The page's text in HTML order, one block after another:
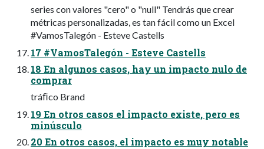
series con valores "cero" o "null" Tendrás que crear
métricas personalizadas, es tan fácil como un Excel
#VamosTalegón - Esteve Castells
17 #VamosTalegón - Esteve Castells
18 En algunos casos, hay un impacto nulo de
comprar
tráﬁco Brand
19 En otros casos el impacto existe, pero es
minúsculo
20 En otros casos, el impacto es muy notable